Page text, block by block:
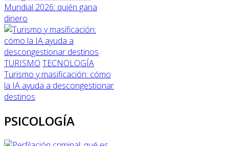
Mundial 2026: quién gana
dinero
TURISMO TECNOLOGÍA
Turismo y masificación: cómo
la IA ayuda a descongestionar
destinos
PSICOLOGÍA